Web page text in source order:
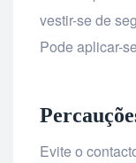
vestir-se de
Pode aplicar-
Evite o